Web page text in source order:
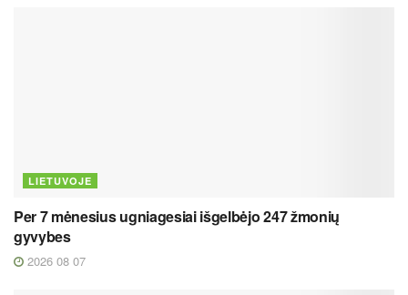
LIETUVOJE
Per 7 mėnesius ugniagesiai išgelbėjo 247 žmonių
gyvybes
2026 08 07